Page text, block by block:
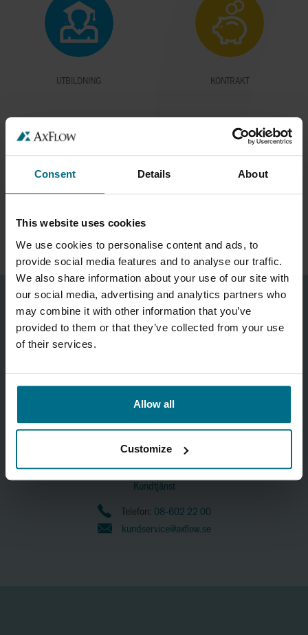
Consent Details About
This website uses cookies
We use cookies to personalise content and ads, to
provide social media features and to analyse our traffic.
We also share information about your use of our site with
our social media, advertising and analytics partners who
may combine it with other information that you’ve
provided to them or that they’ve collected from your use
of their services.
Allow all
Customize
UTBILDNING KONTRAKT
EKONOMI
AxFlow AB
Kundtjänst
Telefon: 08-602 22 00
kundservice@axflow.se